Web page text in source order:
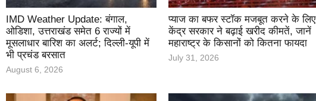
IMD Weather Update: बंगाल,
ओडिशा, उत्तराखंड समेत 6 राज्यों में
मूसलाधार बारिश का अलर्ट; दिल्ली-यूपी में
भी प्रचंड बरसात
August 6, 2026
प्याज का बफर स्टॉक मजबूत करने के लिए
केंद्र सरकार ने बढ़ाई खरीद कीमतें, जानें
महाराष्ट्र के किसानों को कितना फायदा
July 31, 2026